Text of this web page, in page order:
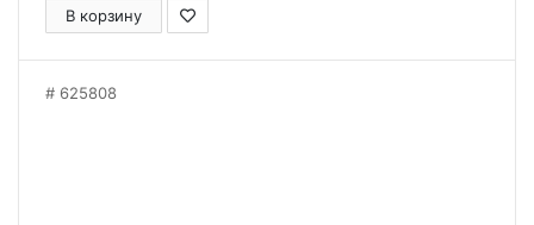
В корзину
625808